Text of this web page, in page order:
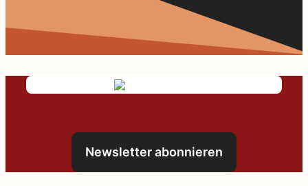
Newsletter abonnieren